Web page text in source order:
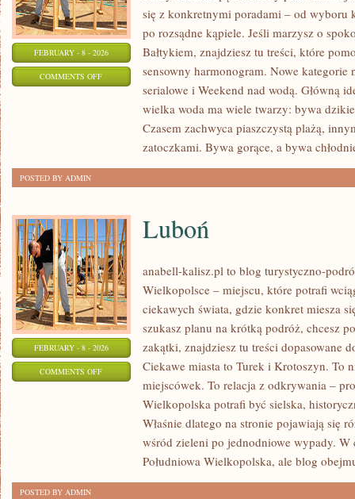
FEBRUARY - 8 - 2026
COMMENTS OFFON
się z konkretnymi poradami – od wyboru
po rozsądne kąpiele. Jeśli marzysz o
Bałtykiem, znajdziesz tu treści, które
sensowny harmonogram. Nowe kategorie
serialowe i Weekend nad wodą. Główną
wielka woda ma wiele twarzy: bywa
Czasem zachwyca piaszczystą plażą,
zatoczkami. Bywa gorące, a bywa
POSTED BY ADMIN
FEBRUARY - 8 - 2026
COMMENTS OFFON
Luboń
anabell-kalisz.pl to blog turystyczno-
Wielkopolsce – miejscu, które potrafi
ciekawych świata, gdzie konkret miesza
szukasz planu na krótką podróż, chcesz
zakątki, znajdziesz tu treści dopasowane
Ciekawe miasta to Turek i Krotoszyn. To
miejscówek. To relacja z odkrywania –
Wielkopolska potrafi być sielska,
Właśnie dlatego na stronie pojawiają się
wśród zieleni po jednodniowe wypady. W
Południowa Wielkopolska, ale blog
POSTED BY ADMIN